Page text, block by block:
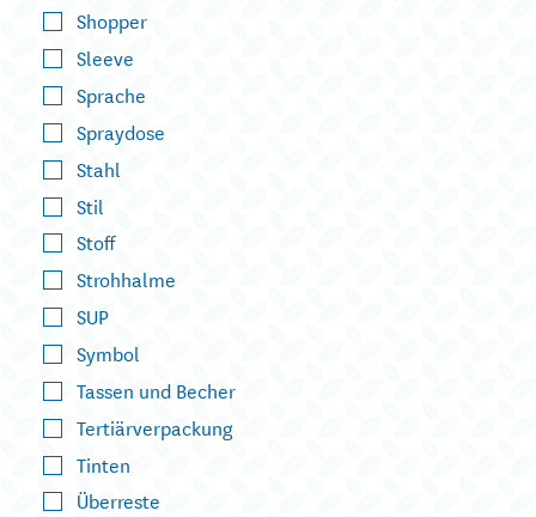
Shopper
Sleeve
Sprache
Spraydose
Stahl
Stil
Stoff
Strohhalme
SUP
Symbol
Tassen und Becher
Tertiärverpackung
Tinten
Überreste